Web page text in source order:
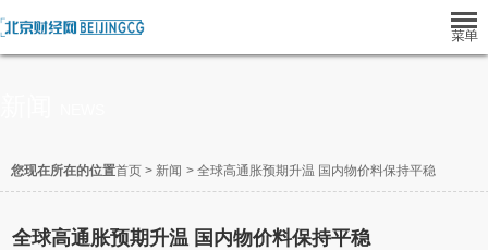
您现在所在的位置首页 > 新闻 > 全球高通胀预期升温 国内物价料保持平稳
全球高通胀预期升温 国内物价料保持平稳